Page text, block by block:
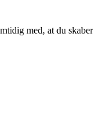
med, at du